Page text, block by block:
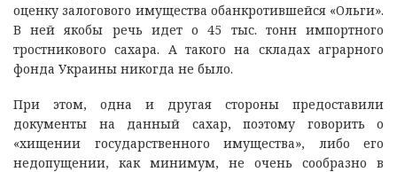
оценку залогового имущества обанкротившейся «Ольги».
В ней якобы речь идет о 45 тыс. тонн импортного
тростникового сахара. А такого на складах аграрного
фонда Украины никогда не было.
При этом, одна и другая стороны предоставили
документы на данный сахар, поэтому говорить о
«хищении государственного имущества», либо его
недопущении, как минимум, не очень сообразно в